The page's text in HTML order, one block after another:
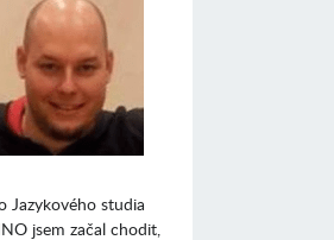
Jazykového studia
jsem začal chodit,